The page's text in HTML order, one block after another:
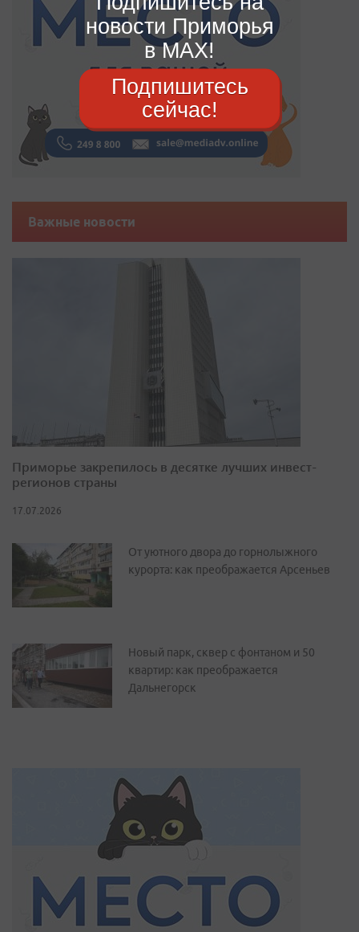
Важные новости
Приморье закрепилось в десятке лучших инвест-
регионов страны
17.07.2026
От уютного двора до горнолыжного
курорта: как преображается Арсеньев
Новый парк, сквер с фонтаном и 50
квартир: как преображается
Дальнегорск
новости Приморья
в MAX!
Подпишитесь
сейчас!